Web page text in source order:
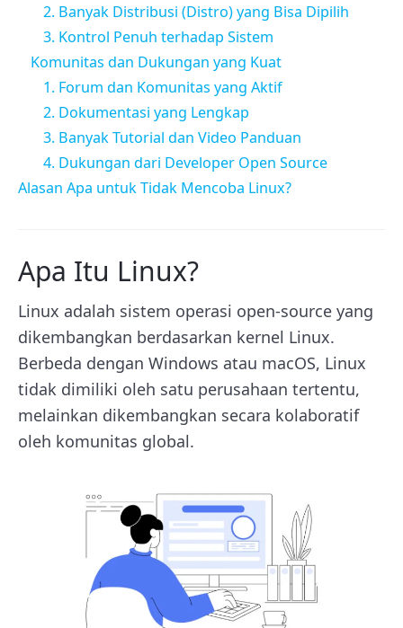
2. Banyak Distribusi (Distro) yang Bisa Dipilih
3. Kontrol Penuh terhadap Sistem
Komunitas dan Dukungan yang Kuat
1. Forum dan Komunitas yang Aktif
2. Dokumentasi yang Lengkap
3. Banyak Tutorial dan Video Panduan
4. Dukungan dari Developer Open Source
Alasan Apa untuk Tidak Mencoba Linux?
Apa Itu Linux?
Linux adalah sistem operasi open-source yang
dikembangkan berdasarkan kernel Linux.
Berbeda dengan Windows atau macOS, Linux
tidak dimiliki oleh satu perusahaan tertentu,
melainkan dikembangkan secara kolaboratif
oleh komunitas global.